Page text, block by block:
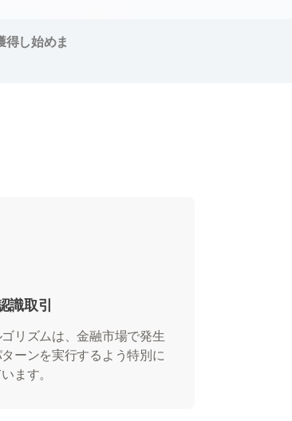
得し始めま
識取引
リズムは、金融市場で発生
ーンを実行するよう特別に
ます。